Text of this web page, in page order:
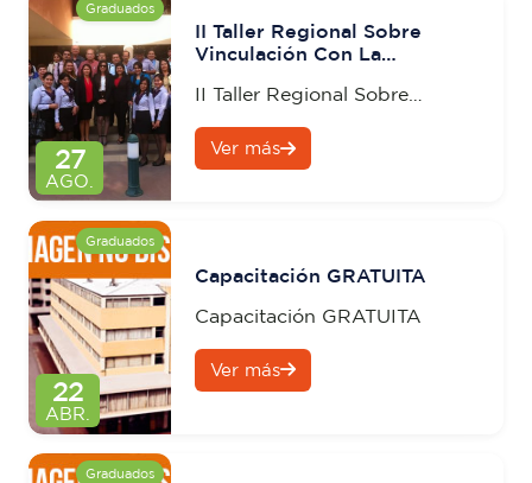
27
AGO.
Graduados
II Taller Regional Sobre
Vinculación Con La
II Taller Regional Sobre
Vinculación Con La
Comunidad
Ver más
22
ABR.
Graduados
Capacitación GRATUITA
Capacitación GRATUITA
Ver más
Graduados